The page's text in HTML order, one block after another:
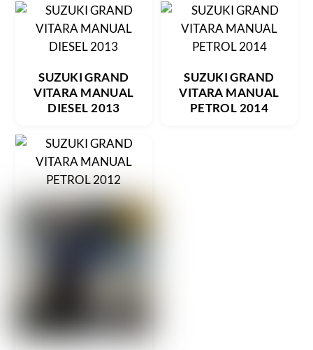
SUZUKI GRAND
VITARA MANUAL
DIESEL 2013
SUZUKI GRAND
VITARA MANUAL
PETROL 2014